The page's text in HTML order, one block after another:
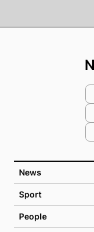
News
Sport
People